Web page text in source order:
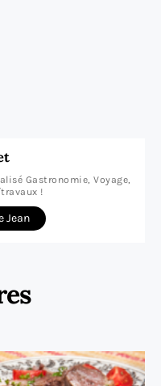
Gastronomie, Voyage,
!
Jean